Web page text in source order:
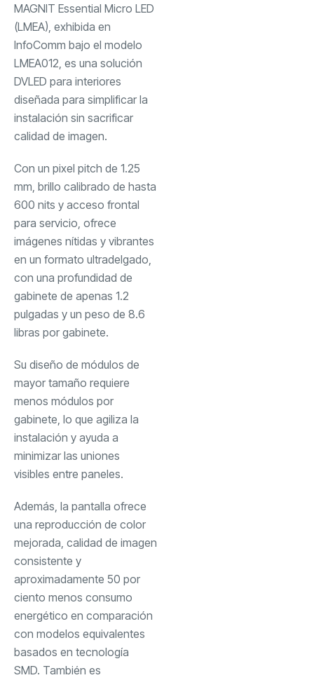
MAGNIT Essential Micro LED
(LMEA), exhibida en
InfoComm bajo el modelo
LMEA012, es una solución
DVLED para interiores
diseñada para simplificar la
instalación sin sacrificar
calidad de imagen.
Con un pixel pitch de 1.25
mm, brillo calibrado de hasta
600 nits y acceso frontal
para servicio, ofrece
imágenes nítidas y vibrantes
en un formato ultradelgado,
con una profundidad de
gabinete de apenas 1.2
pulgadas y un peso de 8.6
libras por gabinete.
Su diseño de módulos de
mayor tamaño requiere
menos módulos por
gabinete, lo que agiliza la
instalación y ayuda a
minimizar las uniones
visibles entre paneles.
Además, la pantalla ofrece
una reproducción de color
mejorada, calidad de imagen
consistente y
aproximadamente 50 por
ciento menos consumo
energético en comparación
con modelos equivalentes
basados en tecnología
SMD. También es